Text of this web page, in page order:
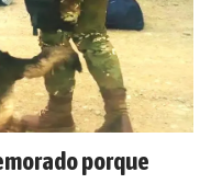
porque